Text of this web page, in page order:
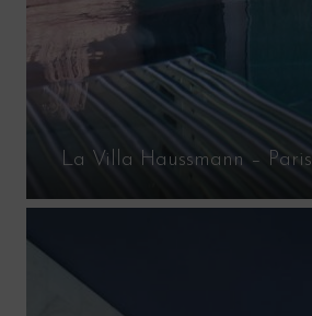
La Villa Haussmann – Paris